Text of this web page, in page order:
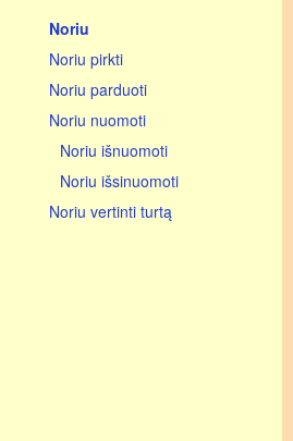
Noriu
Noriu pirkti
Noriu parduoti
Noriu nuomoti
Noriu išnuomoti
Noriu išsinuomoti
Noriu vertinti turtą